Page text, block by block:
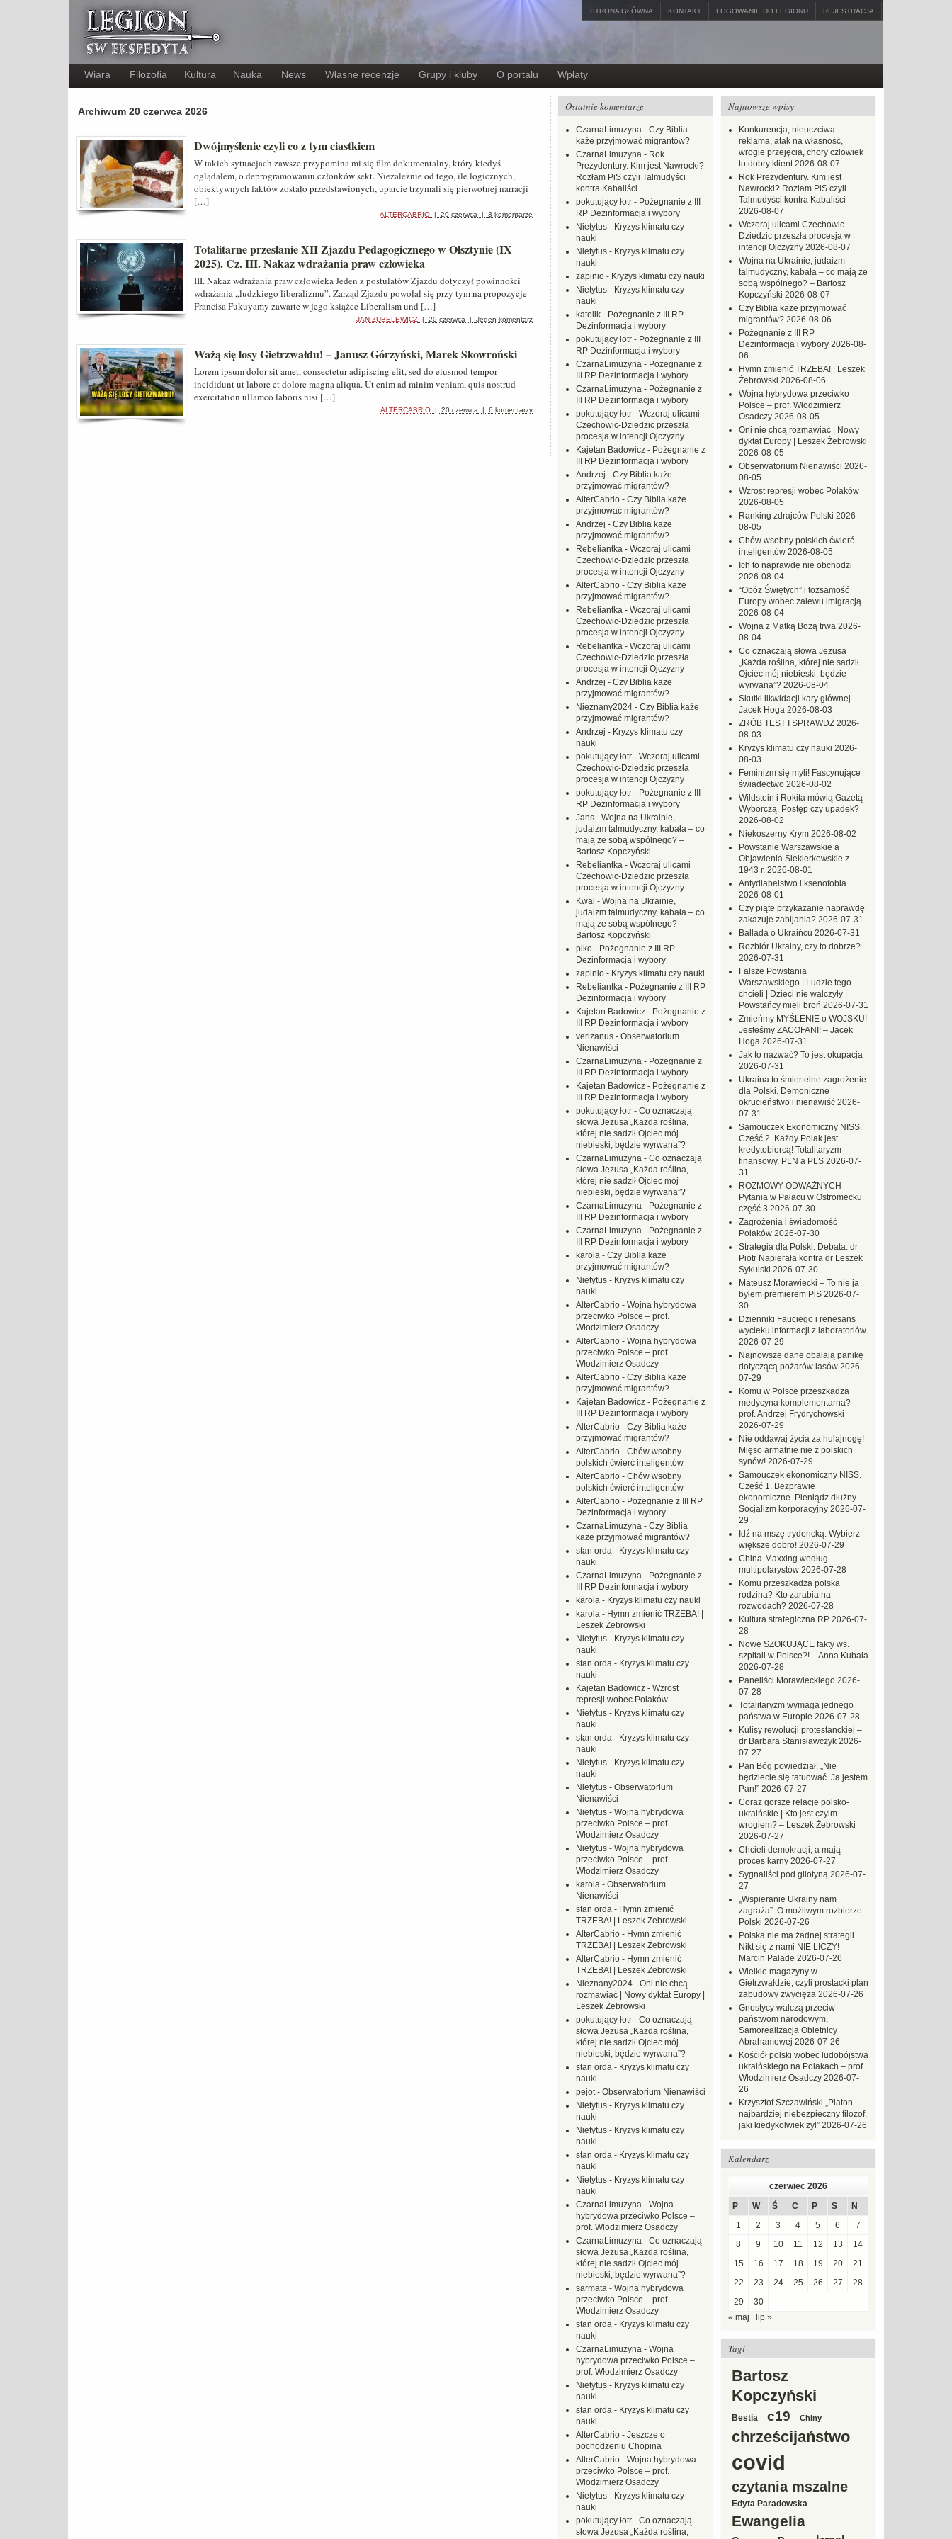
STRONA GŁÓWNA KONTAKT LOGOWANIE DO LEGIONU REJESTRACJA
Wiara Filozofia Kultura Nauka News Własne recenzje Grupy i kluby O portalu Wpłaty
Archiwum 20 czerwca 2026
Dwójmyślenie czyli co z tym ciastkiem
W takich sytuacjach zawsze przypomina mi się film dokumentalny, który kiedyś
oglądałem, o deprogramowaniu członków sekt. Niezależnie od tego, ile logicznych,
obiektywnych faktów zostało przedstawionych, uparcie trzymali się pierwotnej narracji
[…]
ALTERCABRIO | 20 czerwca | 3 komentarze
Totalitarne przesłanie XII Zjazdu Pedagogicznego w Olsztynie (IX
2025). Cz. III. Nakaz wdrażania praw człowieka
III. Nakaz wdrażania praw człowieka Jeden z postulatów Zjazdu dotyczył powinności
wdrażania „ludzkiego liberalizmu”. Zarząd Zjazdu powołał się przy tym na propozycje
Francisa Fukuyamy zawarte w jego książce Liberalism und […]
JAN ZUBELEWICZ | 20 czerwca | Jeden komentarz
Ważą się losy Gietrzwałdu! – Janusz Górzyński, Marek Skowroński
Lorem ipsum dolor sit amet, consectetur adipiscing elit, sed do eiusmod tempor
incididunt ut labore et dolore magna aliqua. Ut enim ad minim veniam, quis nostrud
exercitation ullamco laboris nisi […]
ALTERCABRIO | 20 czerwca | 6 komentarzy
Najnowsze wpisy
Konkurencja, nieuczciwa
reklama, atak na własność,
wrogie przejęcia, chory człowiek
to dobry klient 2026-08-07
Rok Prezydentury. Kim jest
Nawrocki? Rozłam PiS czyli
Talmudyści kontra Kabaliści
2026-08-07
Wczoraj ulicami Czechowic-
Dziedzic przeszła procesja w
intencji Ojczyzny 2026-08-07
Wojna na Ukrainie, judaizm
talmudyczny, kabała – co mają ze
sobą wspólnego? – Bartosz
Kopczyński 2026-08-07
Czy Biblia każe przyjmować
migrantów? 2026-08-06
Pożegnanie z III RP
Dezinformacja i wybory 2026-08-
06
Hymn zmienić TRZEBA! | Leszek
Żebrowski 2026-08-06
Wojna hybrydowa przeciwko
Polsce – prof. Włodzimierz
Osadczy 2026-08-05
Oni nie chcą rozmawiać | Nowy
dyktat Europy | Leszek Żebrowski
2026-08-05
Obserwatorium Nienawiści 2026-
08-05
Wzrost represji wobec Polaków
2026-08-05
Ranking zdrajców Polski 2026-
08-05
Chów wsobny polskich ćwierć
inteligentów 2026-08-05
Ich to naprawdę nie obchodzi
2026-08-04
“Obóz Świętych” i tożsamość
Europy wobec zalewu imigracją
2026-08-04
Wojna z Matką Bożą trwa 2026-
08-04
Co oznaczają słowa Jezusa
„Każda roślina, której nie sadził
Ojciec mój niebieski, będzie
wyrwana”? 2026-08-04
Skutki likwidacji kary głównej –
Jacek Hoga 2026-08-03
ZRÓB TEST I SPRAWDŹ 2026-
08-03
Kryzys klimatu czy nauki 2026-
08-03
Feminizm się myli! Fascynujące
świadectwo 2026-08-02
Wildstein i Rokita mówią Gazetą
Wyborczą. Postęp czy upadek?
2026-08-02
Niekoszerny Krym 2026-08-02
Powstanie Warszawskie a
Objawienia Siekierkowskie z
1943 r. 2026-08-01
Antydiabelstwo i ksenofobia
2026-08-01
Czy piąte przykazanie naprawdę
zakazuje zabijania? 2026-07-31
Ballada o Ukraińcu 2026-07-31
Rozbiór Ukrainy, czy to dobrze?
2026-07-31
Fałsze Powstania
Warszawskiego | Ludzie tego
chcieli | Dzieci nie walczyły |
Powstańcy mieli broń 2026-07-31
Zmieńmy MYŚLENIE o WOJSKU!
Jesteśmy ZACOFANI! – Jacek
Hoga 2026-07-31
Jak to nazwać? To jest okupacja
2026-07-31
Ukraina to śmiertelne zagrożenie
dla Polski. Demoniczne
okrucieństwo i nienawiść 2026-
07-31
Samouczek Ekonomiczny NISS.
Część 2. Każdy Polak jest
kredytobiorcą! Totalitaryzm
finansowy. PLN a PLS 2026-07-
31
ROZMOWY ODWAŻNYCH
Pytania w Pałacu w Ostromecku
część 3 2026-07-30
Zagrożenia i świadomość
Polaków 2026-07-30
Strategia dla Polski. Debata: dr
Piotr Napierała kontra dr Leszek
Sykulski 2026-07-30
Mateusz Morawiecki – To nie ja
byłem premierem PiS 2026-07-
30
Dzienniki Fauciego i renesans
wycieku informacji z laboratoriów
2026-07-29
Najnowsze dane obalają panikę
dotyczącą pożarów lasów 2026-
07-29
Komu w Polsce przeszkadza
medycyna komplementarna? –
prof. Andrzej Frydrychowski
2026-07-29
Nie oddawaj życia za hulajnogę!
Mięso armatnie nie z polskich
synów! 2026-07-29
Samouczek ekonomiczny NISS.
Część 1. Bezprawie
ekonomiczne. Pieniądz dłużny.
Socjalizm korporacyjny 2026-07-
29
Idź na mszę trydencką. Wybierz
większe dobro! 2026-07-29
China-Maxxing według
multipolarystów 2026-07-28
Komu przeszkadza polska
rodzina? Kto zarabia na
rozwodach? 2026-07-28
Kultura strategiczna RP 2026-07-
28
Nowe SZOKUJĄCE fakty ws.
szpitali w Polsce?! – Anna Kubala
2026-07-28
Paneliści Morawieckiego 2026-
07-28
Totalitaryzm wymaga jednego
państwa w Europie 2026-07-28
Kulisy rewolucji protestanckiej –
dr Barbara Stanisławczyk 2026-
07-27
Pan Bóg powiedział: „Nie
będziecie się tatuować. Ja jestem
Pan!” 2026-07-27
Coraz gorsze relacje polsko-
ukraińskie | Kto jest czyim
wrogiem? – Leszek Żebrowski
2026-07-27
Chcieli demokracji, a mają
proces karny 2026-07-27
Sygnaliści pod gilotyną 2026-07-
27
„Wspieranie Ukrainy nam
zagraża”. O możliwym rozbiorze
Polski 2026-07-26
Polska nie ma żadnej strategii.
Nikt się z nami NIE LICZY! –
Marcin Palade 2026-07-26
Wielkie magazyny w
Gietrzwałdzie, czyli prostacki plan
zabudowy zwycięża 2026-07-26
Gnostycy walczą przeciw
państwom narodowym,
Samorealizacja Obietnicy
Abrahamowej 2026-07-26
Kościół polski wobec ludobójstwa
ukraińskiego na Polakach – prof.
Włodzimierz Osadczy 2026-07-
26
Krzysztof Szczawiński „Platon –
najbardziej niebezpieczny filozof,
jaki kiedykolwiek żył” 2026-07-26
Kalendarz
czerwiec 2026
P
W Ś C P S
N
1
2 3 4 5 6
7
8
9 10 11 12 13
14
15
16 17 18 19 20
21
22
23 24 25 26 27
28
29
30
« maj
lip »
Tagi
Bartosz
Kopczyński
Bestia c19 Chiny
chrześcijaństwo
covid
czytania mszalne
Edyta Paradowska
Ewangelia
Ostatnie komentarze
CzarnaLimuzyna - Czy Biblia
każe przyjmować migrantów?
CzarnaLimuzyna - Rok
Prezydentury. Kim jest Nawrocki?
Rozłam PiS czyli Talmudyści
kontra Kabaliści
pokutujący łotr - Pożegnanie z III
RP Dezinformacja i wybory
Nietytus - Kryzys klimatu czy
nauki
Nietytus - Kryzys klimatu czy
nauki
zapinio - Kryzys klimatu czy nauki
Nietytus - Kryzys klimatu czy
nauki
katolik - Pożegnanie z III RP
Dezinformacja i wybory
pokutujący łotr - Pożegnanie z III
RP Dezinformacja i wybory
CzarnaLimuzyna - Pożegnanie z
III RP Dezinformacja i wybory
CzarnaLimuzyna - Pożegnanie z
III RP Dezinformacja i wybory
pokutujący łotr - Wczoraj ulicami
Czechowic-Dziedzic przeszła
procesja w intencji Ojczyzny
Kajetan Badowicz - Pożegnanie z
III RP Dezinformacja i wybory
Andrzej - Czy Biblia każe
przyjmować migrantów?
AlterCabrio - Czy Biblia każe
przyjmować migrantów?
Andrzej - Czy Biblia każe
przyjmować migrantów?
Rebeliantka - Wczoraj ulicami
Czechowic-Dziedzic przeszła
procesja w intencji Ojczyzny
AlterCabrio - Czy Biblia każe
przyjmować migrantów?
Rebeliantka - Wczoraj ulicami
Czechowic-Dziedzic przeszła
procesja w intencji Ojczyzny
Rebeliantka - Wczoraj ulicami
Czechowic-Dziedzic przeszła
procesja w intencji Ojczyzny
Andrzej - Czy Biblia każe
przyjmować migrantów?
Nieznany2024 - Czy Biblia każe
przyjmować migrantów?
Andrzej - Kryzys klimatu czy
nauki
pokutujący łotr - Wczoraj ulicami
Czechowic-Dziedzic przeszła
procesja w intencji Ojczyzny
pokutujący łotr - Pożegnanie z III
RP Dezinformacja i wybory
Jans - Wojna na Ukrainie,
judaizm talmudyczny, kabała – co
mają ze sobą wspólnego? –
Bartosz Kopczyński
Rebeliantka - Wczoraj ulicami
Czechowic-Dziedzic przeszła
procesja w intencji Ojczyzny
Kwal - Wojna na Ukrainie,
judaizm talmudyczny, kabała – co
mają ze sobą wspólnego? –
Bartosz Kopczyński
piko - Pożegnanie z III RP
Dezinformacja i wybory
zapinio - Kryzys klimatu czy nauki
Rebeliantka - Pożegnanie z III RP
Dezinformacja i wybory
Kajetan Badowicz - Pożegnanie z
III RP Dezinformacja i wybory
verizanus - Obserwatorium
Nienawiści
CzarnaLimuzyna - Pożegnanie z
III RP Dezinformacja i wybory
Kajetan Badowicz - Pożegnanie z
III RP Dezinformacja i wybory
pokutujący łotr - Co oznaczają
słowa Jezusa „Każda roślina,
której nie sadził Ojciec mój
niebieski, będzie wyrwana”?
CzarnaLimuzyna - Co oznaczają
słowa Jezusa „Każda roślina,
której nie sadził Ojciec mój
niebieski, będzie wyrwana”?
CzarnaLimuzyna - Pożegnanie z
III RP Dezinformacja i wybory
CzarnaLimuzyna - Pożegnanie z
III RP Dezinformacja i wybory
karola - Czy Biblia każe
przyjmować migrantów?
Nietytus - Kryzys klimatu czy
nauki
AlterCabrio - Wojna hybrydowa
przeciwko Polsce – prof.
Włodzimierz Osadczy
AlterCabrio - Wojna hybrydowa
przeciwko Polsce – prof.
Włodzimierz Osadczy
AlterCabrio - Czy Biblia każe
przyjmować migrantów?
Kajetan Badowicz - Pożegnanie z
III RP Dezinformacja i wybory
AlterCabrio - Czy Biblia każe
przyjmować migrantów?
AlterCabrio - Chów wsobny
polskich ćwierć inteligentów
AlterCabrio - Chów wsobny
polskich ćwierć inteligentów
AlterCabrio - Pożegnanie z III RP
Dezinformacja i wybory
CzarnaLimuzyna - Czy Biblia
każe przyjmować migrantów?
stan orda - Kryzys klimatu czy
nauki
CzarnaLimuzyna - Pożegnanie z
III RP Dezinformacja i wybory
karola - Kryzys klimatu czy nauki
karola - Hymn zmienić TRZEBA! |
Leszek Żebrowski
Nietytus - Kryzys klimatu czy
nauki
stan orda - Kryzys klimatu czy
nauki
Kajetan Badowicz - Wzrost
represji wobec Polaków
Nietytus - Kryzys klimatu czy
nauki
stan orda - Kryzys klimatu czy
nauki
Nietytus - Kryzys klimatu czy
nauki
Nietytus - Obserwatorium
Nienawiści
Nietytus - Wojna hybrydowa
przeciwko Polsce – prof.
Włodzimierz Osadczy
Nietytus - Wojna hybrydowa
przeciwko Polsce – prof.
Włodzimierz Osadczy
karola - Obserwatorium
Nienawiści
stan orda - Hymn zmienić
TRZEBA! | Leszek Żebrowski
AlterCabrio - Hymn zmienić
TRZEBA! | Leszek Żebrowski
AlterCabrio - Hymn zmienić
TRZEBA! | Leszek Żebrowski
Nieznany2024 - Oni nie chcą
rozmawiać | Nowy dyktat Europy |
Leszek Żebrowski
pokutujący łotr - Co oznaczają
słowa Jezusa „Każda roślina,
której nie sadził Ojciec mój
niebieski, będzie wyrwana”?
stan orda - Kryzys klimatu czy
nauki
pejot- Obserwatorium Nienawiści
Nietytus - Kryzys klimatu czy
nauki
Nietytus - Kryzys klimatu czy
nauki
stan orda - Kryzys klimatu czy
nauki
Nietytus - Kryzys klimatu czy
nauki
CzarnaLimuzyna - Wojna
hybrydowa przeciwko Polsce –
prof. Włodzimierz Osadczy
CzarnaLimuzyna - Co oznaczają
słowa Jezusa „Każda roślina,
której nie sadził Ojciec mój
niebieski, będzie wyrwana”?
sarmata - Wojna hybrydowa
przeciwko Polsce – prof.
Włodzimierz Osadczy
stan orda - Kryzys klimatu czy
nauki
CzarnaLimuzyna - Wojna
hybrydowa przeciwko Polsce –
prof. Włodzimierz Osadczy
Nietytus - Kryzys klimatu czy
nauki
stan orda - Kryzys klimatu czy
nauki
AlterCabrio - Jeszcze o
pochodzeniu Chopina
AlterCabrio - Wojna hybrydowa
przeciwko Polsce – prof.
Włodzimierz Osadczy
Nietytus - Kryzys klimatu czy
nauki
pokutujący łotr - Co oznaczają
słowa Jezusa „Każda roślina,